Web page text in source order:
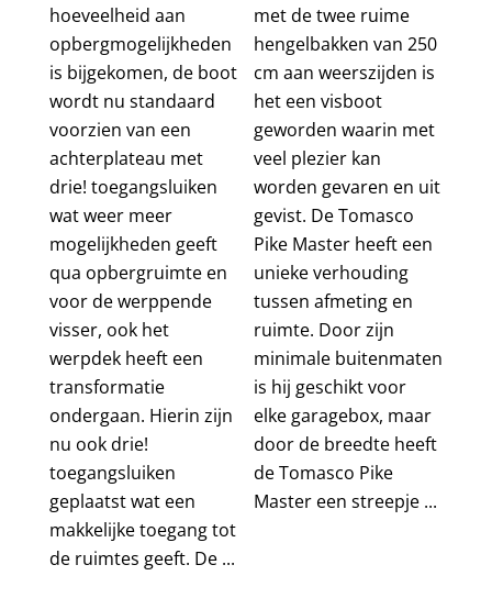
hoeveelheid aan
opbergmogelijkheden
is bijgekomen, de boot
wordt nu standaard
voorzien van een
achterplateau met
drie! toegangsluiken
wat weer meer
mogelijkheden geeft
qua opbergruimte en
voor de werppende
visser, ook het
werpdek heeft een
transformatie
ondergaan. Hierin zijn
nu ook drie!
toegangsluiken
geplaatst wat een
makkelijke toegang tot
de ruimtes geeft. De ...
met de twee ruime
hengelbakken van 250
cm aan weerszijden is
het een visboot
geworden waarin met
veel plezier kan
worden gevaren en uit
gevist. De Tomasco
Pike Master heeft een
unieke verhouding
tussen afmeting en
ruimte. Door zijn
minimale buitenmaten
is hij geschikt voor
elke garagebox, maar
door de breedte heeft
de Tomasco Pike
Master een streepje ...